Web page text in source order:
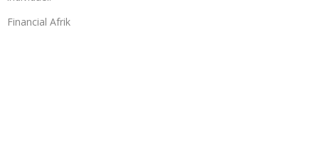
Financial Afrik